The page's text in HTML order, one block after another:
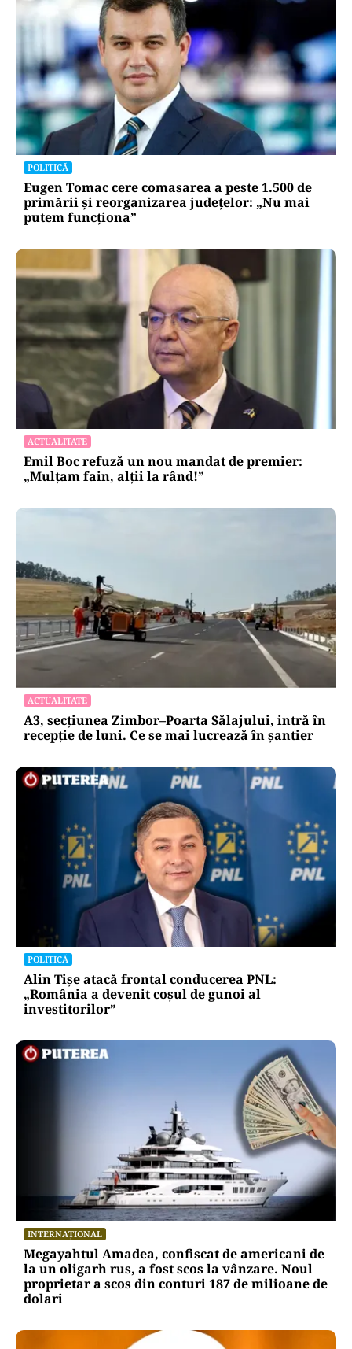
POLITICĂ
Eugen Tomac cere comasarea a peste 1.500 de
primării și reorganizarea județelor: „Nu mai
putem funcționa”
ACTUALITATE
Emil Boc refuză un nou mandat de premier:
„Mulțam fain, alții la rând!”
ACTUALITATE
A3, secțiunea Zimbor–Poarta Sălajului, intră în
recepție de luni. Ce se mai lucrează în șantier
POLITICĂ
Alin Tișe atacă frontal conducerea PNL:
„România a devenit coșul de gunoi al
investitorilor”
INTERNAȚIONAL
Megayahtul Amadea, confiscat de americani de
la un oligarh rus, a fost scos la vânzare. Noul
proprietar a scos din conturi 187 de milioane de
dolari